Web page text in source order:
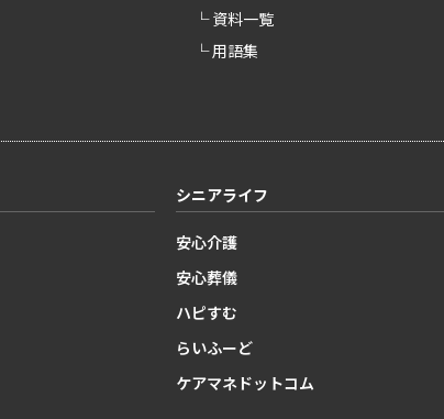
└ 資料一覧
└ 用語集
シニアライフ
安心介護
安心葬儀
ハピすむ
らいふーど
ケアマネドットコム